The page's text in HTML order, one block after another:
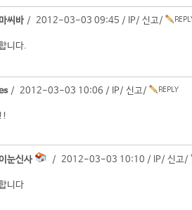
씨바 / 2012-03-03 09:45 / IP/ 신고/
니다.
/ 2012-03-03 10:06 / IP/ 신고/
눈신사 / 2012-03-03 10:10 / IP/ 신고/
니다